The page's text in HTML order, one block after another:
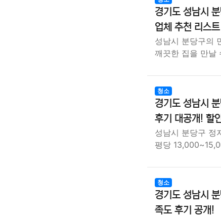
경기도 성남시
업체 추천 리스
성남시 분당구의
깨끗한 집을 만날
청소
경기도 성남시
후기 대공개! 할
성남시 분당구 정
평당
청소
경기도 성남시
족도 후기 공개!